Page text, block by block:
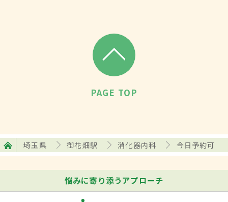
PAGE TOP
埼玉県 御花畑駅 消化器内科 今日予約可
悩みに寄り添うアプローチ